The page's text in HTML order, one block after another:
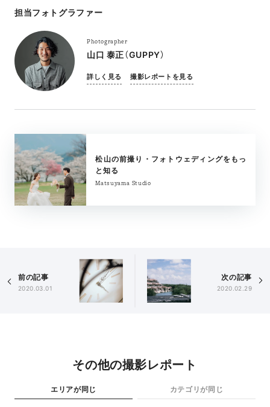
担当フォトグラファー
Photographer
山口 泰正（GUPPY）
詳しく見る 撮影レポートを見る
松山の前撮り・フォトウェディングをもっ
と知る
Matsuyama Studio
前の記事
2020.03.01
次の記事
2020.02.29
その他の撮影レポート
エリアが同じ カテゴリが同じ